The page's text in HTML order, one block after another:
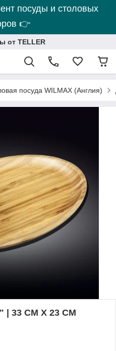
посуды и столовых
👉
от TELLER
посуда WILMAX (Англия)
CM X 23 CM